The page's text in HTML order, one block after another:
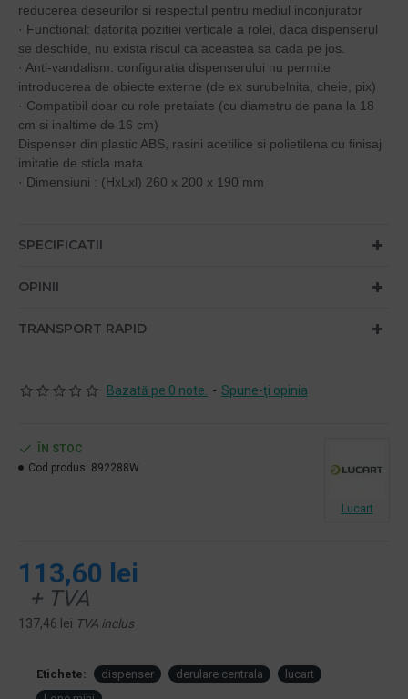
reducerea deseurilor si respectul pentru mediul inconjurator
· Functional: datorita pozitiei verticale a rolei, daca dispenserul
se deschide, nu exista riscul ca aceastea sa cada pe jos.
· Anti-vandalism: configuratia dispenserului nu permite
introducerea de obiecte externe (de ex surubelnita, cheie, pix)
· Compatibil doar cu role pretaiate (cu diametru de pana la 18
cm si inaltime de 16 cm)
Dispenser din plastic ABS, rasini acetilice si polietilena cu finisaj
imitatie de sticla mata.
· Dimensiuni : (HxLxl) 260 x 200 x 190 mm
SPECIFICATII
OPINII
TRANSPORT RAPID
Bazată pe 0 note. - Spune-ţi opinia
113,60 lei
+ TVA
137,46 lei TVA inclus
ÎN STOC
Cod produs: 892288W
Lucart
Etichete: dispenser derulare centrala
lucart